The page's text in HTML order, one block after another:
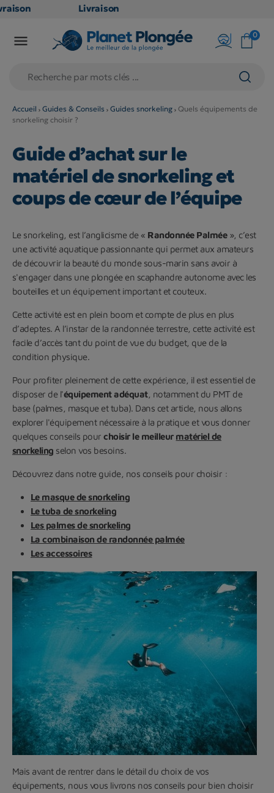
Livraison
en point
79€
(hors
produits
volumineux
: non
éligibles)
 0
Accueil Guides & Conseils Guides snorkeling
Quels équipements de
snorkeling choisir ?
Guide d’achat sur le
matériel de snorkeling et
coups de cœur de l’équipe
Le snorkeling, est l’anglicisme de « Randonnée Palmée», c’est
une activité aquatique passionnante qui permet aux amateurs
de découvrir la beauté du monde sous-marin sans avoir à
s'engager dans une plongée en scaphandre autonome avec les
bouteilles et un équipement important et couteux.
Cette activité est en plein boom et compte de plus en plus
d’adeptes. A l’instar de la randonnée terrestre, cette activité est
facile d’accès tant du point de vue du budget, que de la
condition physique.
Pour profiter pleinement de cette expérience, il est essentiel de
disposer de l'équipement adéquat, notamment du PMT de
base (palmes, masque et tuba). Dans cet article, nous allons
explorer l'équipement nécessaire à la pratique et vous donner
quelques conseils pourchoisir le meilleur matériel de
snorkeling selon vos besoins.
Découvrez dans notre guide, nos conseils pour choisir :
Le masque de snorkeling
Le tuba de snorkeling
Les palmes de snorkeling
La combinaison de randonnée palmée
Les accessoires
Mais avant de rentrer dans le détail du choix de vos
équipements, nous vous livrons nos conseils pour bien choisir